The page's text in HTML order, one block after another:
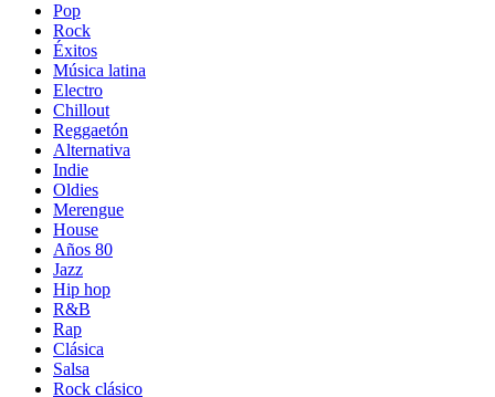
Pop
Rock
Éxitos
Música latina
Electro
Chillout
Reggaetón
Alternativa
Indie
Oldies
Merengue
House
Años 80
Jazz
Hip hop
R&B
Rap
Clásica
Salsa
Rock clásico